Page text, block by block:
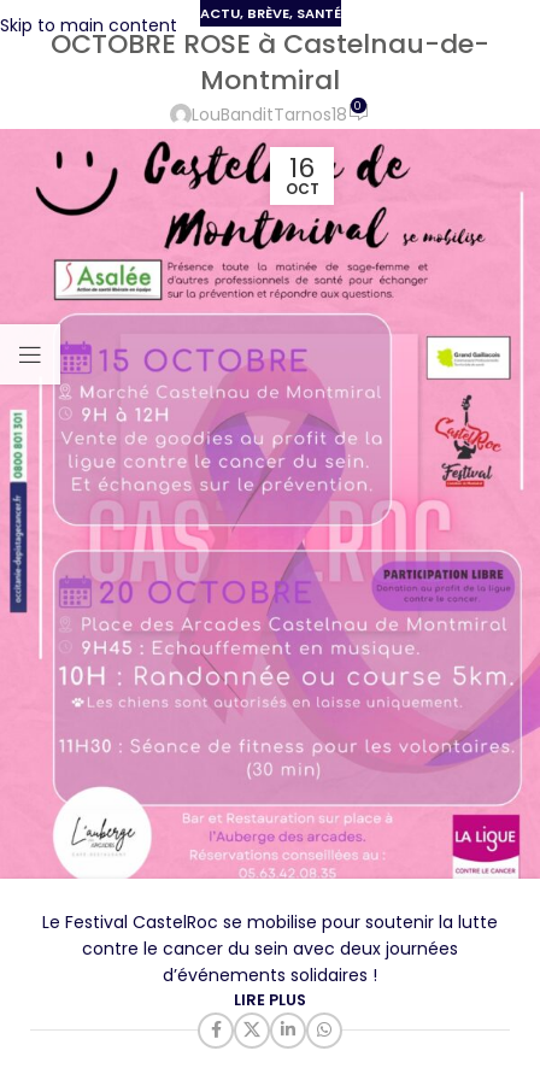
Skip to main content ACTU, BRÈVE, SANTÉ
OCTOBRE ROSE à Castelnau-de-
Montmiral
LouBanditTarnos18 0
16
OCT
Le Festival CastelRoc se mobilise pour soutenir la lutte
contre le cancer du sein avec deux journées
d’événements solidaires !
LIRE PLUS